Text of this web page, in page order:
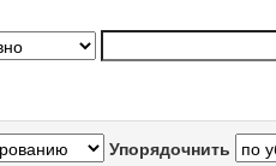
Упорядочнить